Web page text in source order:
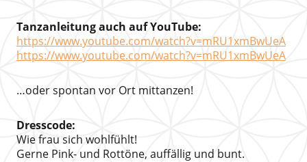
Tanzanleitung auch auf YouTube:
https://www.youtube.com/watch?v=mRU1xmBwUeA
https://www.youtube.com/watch?v=mRU1xmBwUeA
…oder spontan vor Ort mittanzen!
Dresscode:
Wie frau sich wohlfühlt!
Gerne Pink- und Rottöne, auffällig und bunt.